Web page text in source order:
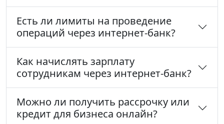
Есть ли лимиты на проведение
операций через интернет-банк?
Как начислять зарплату
сотрудникам через интернет-банк?
Можно ли получить рассрочку или
кредит для бизнеса онлайн?